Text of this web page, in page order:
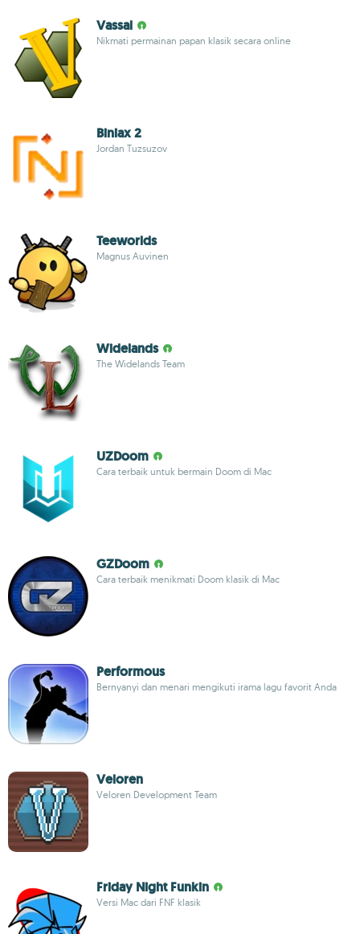
Vassal
Nikmati permainan papan klasik secara online
Biniax 2
Jordan Tuzsuzov
Teeworlds
Magnus Auvinen
Widelands
The Widelands Team
UZDoom
Cara terbaik untuk bermain Doom di Mac
GZDoom
Cara terbaik menikmati Doom klasik di Mac
Performous
Bernyanyi dan menari mengikuti irama lagu favorit Anda
Veloren
Veloren Development Team
Friday Night Funkin
Versi Mac dari FNF klasik